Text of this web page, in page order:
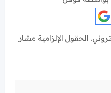
الحقول الإلزامية مشار